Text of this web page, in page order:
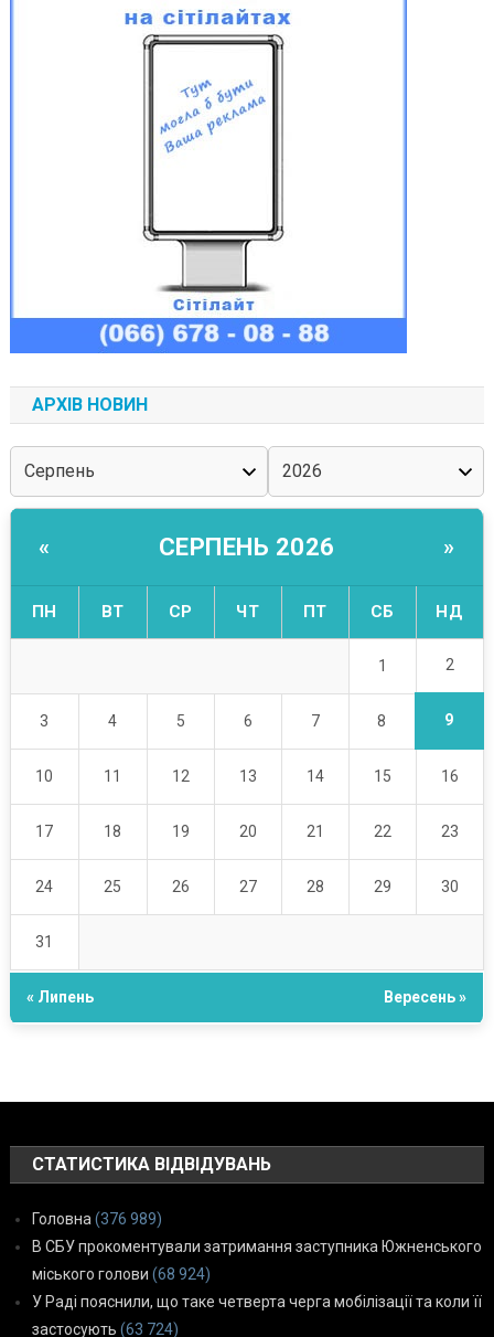
АРХІВ НОВИН
« СЕРПЕНЬ 2026 »
ПН ВТ СР ЧТ ПТ СБ НД
1 2
3 4 5 6 7 8 9
10 11 12 13 14 15 16
17 18 19 20 21 22 23
24 25 26 27 28 29 30
31
« Липень Вересень »
СТАТИСТИКА ВІДВІДУВАНЬ
Головна (376 989)
В СБУ прокоментували затримання заступника Южненського
міського голови (68 924)
У Раді пояснили, що таке четверта черга мобілізації та коли її
застосують (63 724)